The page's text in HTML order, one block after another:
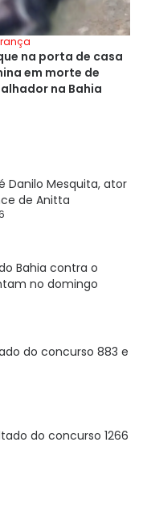
na porta de casa
em morte de
na Bahia
Danilo Mesquita, ator
de Anitta
Bahia contra o
no domingo
do concurso 883 e
do concurso 1266